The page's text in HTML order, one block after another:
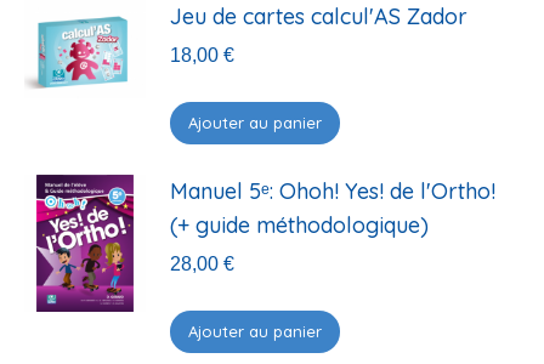
Jeu de cartes calcul'AS Zador
18,00 €
Ajouter au panier
Manuel 5ᵉ: Ohoh! Yes! de l'Ortho!
(+ guide méthodologique)
28,00 €
Ajouter au panier